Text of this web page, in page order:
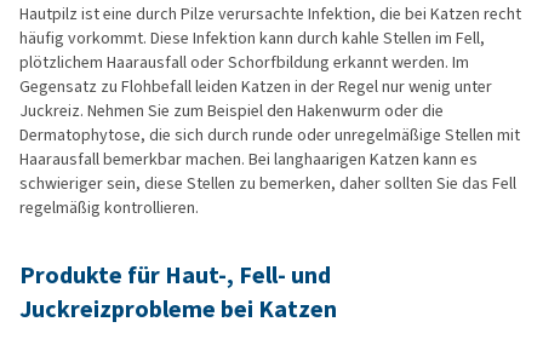
Hautpilz ist eine durch Pilze verursachte Infektion, die bei Katzen recht
häufig vorkommt. Diese Infektion kann durch kahle Stellen im Fell,
plötzlichem Haarausfall oder Schorfbildung erkannt werden. Im
Gegensatz zu Flohbefall leiden Katzen in der Regel nur wenig unter
Juckreiz. Nehmen Sie zum Beispiel den Hakenwurm oder die
Dermatophytose, die sich durch runde oder unregelmäßige Stellen mit
Haarausfall bemerkbar machen. Bei langhaarigen Katzen kann es
schwieriger sein, diese Stellen zu bemerken, daher sollten Sie das Fell
regelmäßig kontrollieren.
Produkte für Haut-, Fell- und
Juckreizprobleme bei Katzen